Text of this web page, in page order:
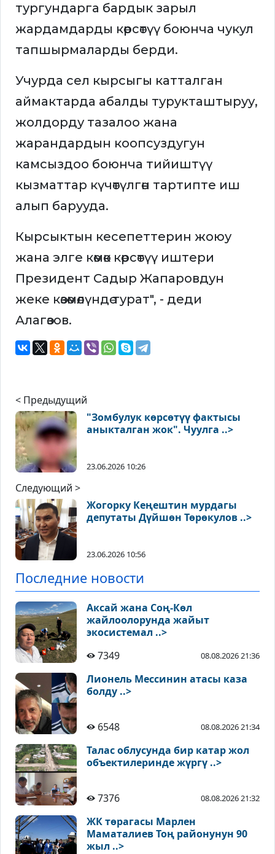
тургундарга бардык зарыл
жардамдарды көрсөтүү боюнча чукул
тапшырмаларды берди.
Учурда сел кырсыгы катталган
аймактарда абалды турукташтыруу,
жолдорду тазалоо жана
жарандардын коопсуздугун
камсыздоо боюнча тийиштүү
кызматтар күчөтүлгөн тартипте иш
алып барууда.
Кырсыктын кесепеттерин жоюу
жана элге көмөк көрсөтүү иштери
Президент Садыр Жапаровдун
жеке көзөмөлүндө турат", - деди
Алагөзов.
< Предыдущий
"Зомбулук көрсөтүү фактысы
аныкталган жок". Чуулга ..>
23.06.2026 10:26
Следующий >
Жогорку Кеңештин мурдагы
депутаты Дүйшөн Төрөкулов ..>
23.06.2026 10:56
Последние новости
Аксай жана Соң-Көл
жайлоолорунда жайыт
экосистемал ..>
7349
08.08.2026 21:36
Лионель Мессинин атасы каза
болду ..>
6548 08.08.2026 21:34
Талас облусунда бир катар жол
объектилеринде жүргү ..>
7376 08.08.2026 21:32
ЖК төрагасы Марлен
Маматалиев Тоң районунун 90
жыл ..>